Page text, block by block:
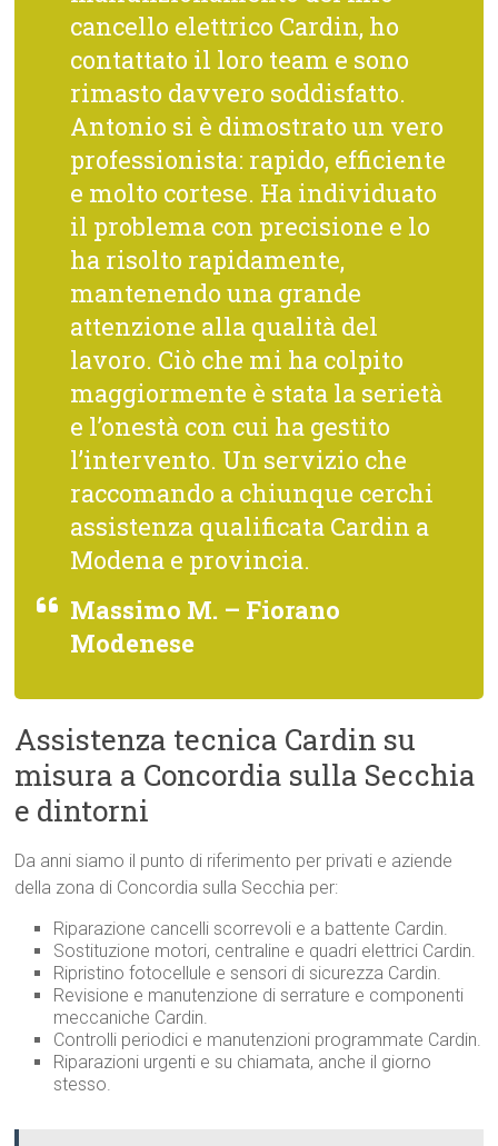
cancello elettrico Cardin, ho
contattato il loro team e sono
rimasto davvero soddisfatto.
Antonio si è dimostrato un vero
professionista: rapido, efficiente
e molto cortese. Ha individuato
il problema con precisione e lo
ha risolto rapidamente,
mantenendo una grande
attenzione alla qualità del
lavoro. Ciò che mi ha colpito
maggiormente è stata la serietà
e l’onestà con cui ha gestito
l’intervento. Un servizio che
raccomando a chiunque cerchi
assistenza qualificata Cardin a
Modena e provincia.
Massimo M. – Fiorano
Modenese
Assistenza tecnica Cardin su
misura a Concordia sulla Secchia
e dintorni
Da anni siamo il punto di riferimento per privati e aziende
della zona di Concordia sulla Secchia per:
Riparazione cancelli scorrevoli e a battente Cardin.
Sostituzione motori, centraline e quadri elettrici Cardin.
Ripristino fotocellule e sensori di sicurezza Cardin.
Revisione e manutenzione di serrature e componenti
meccaniche Cardin.
Controlli periodici e manutenzioni programmate Cardin.
Riparazioni urgenti e su chiamata, anche il giorno
stesso.